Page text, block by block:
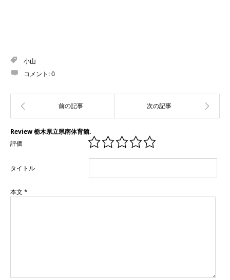
小山
コメント:0
Review 栃木県立県南体育館.
評価
タイトル
本文 *